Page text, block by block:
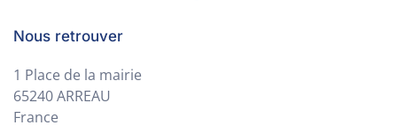
Nous retrouver
1 Place de la mairie
65240 ARREAU
France